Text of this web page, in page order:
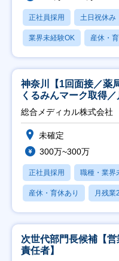
正社員採用 土日祝休み
業界未経験OK 産休・
神奈川【1回面接／薬
くるみんマーク取得
総合メディカル株式会社
未確定
300万~300万
正社員採用 職種・業界
産休・育休あり 月残業
次世代部門長候補【
責任者】